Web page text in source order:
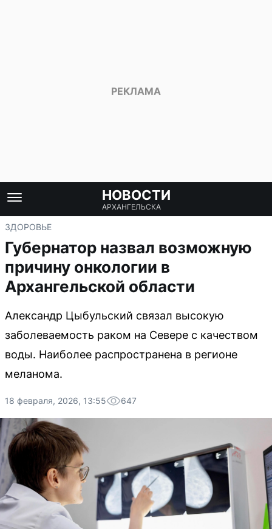
НОВОСТИ
АРХАНГЕЛЬСКА
ЗДОРОВЬЕ
Губернатор назвал возможную
причину онкологии в
Архангельской области
Александр Цыбульский связал высокую
заболеваемость раком на Севере с качеством
воды. Наиболее распространена в регионе
меланома.
18 февраля, 2026, 13:55 647